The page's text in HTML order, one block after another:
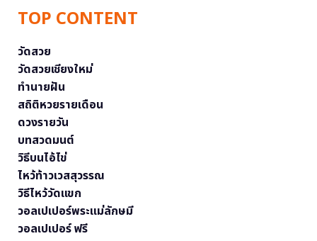
TOP CONTENT
วัดสวย
วัดสวยเชียงใหม่
ทำนายฝัน
สถิติหวยรายเดือน
ดวงรายวัน
บทสวดมนต์
วิธีบนไอ้ไข่
ไหว้ท้าวเวสสุวรรณ
วิธีไหว้วัดแขก
วอลเปเปอร์พระแม่ลักษมี
วอลเปเปอร์ ฟรี